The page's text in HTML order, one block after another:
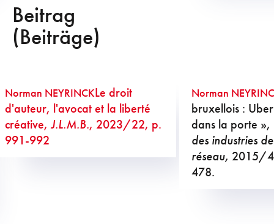
Beitrag
(Beiträge)
Norman NEYRINCKLe droit
d'auteur, l'avocat et la liberté
créative, J.L.M.B., 2023/22, p.
991-992
Norman
bruxellois :
dans la porte »,
des industries de
réseau, 2015/
478.